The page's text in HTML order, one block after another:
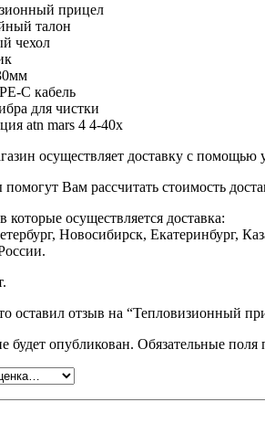
прицел
талон
чехол
C кабель
для чистки
atn mars 4 4-40x
осуществляет доставку с помощью
Вам рассчитать стоимость
которые осуществляется доставка:
Новосибирск, Екатеринбург,
оставил отзыв на “Тепловизионный
будет опубликован. Обязательные